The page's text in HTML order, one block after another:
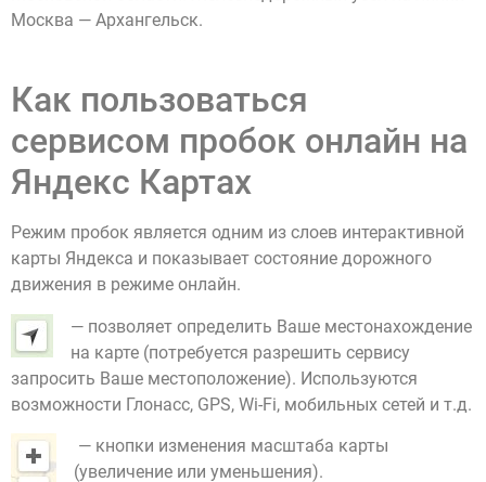
Москва — Архангельск.
Как пользоваться
сервисом пробок онлайн на
Яндекс Картах
Режим пробок является одним из слоев интерактивной
карты Яндекса и показывает состояние дорожного
движения в режиме онлайн.
— позволяет определить Ваше местонахождение
на карте (потребуется разрешить сервису
запросить Ваше местоположение). Используются
возможности Глонасс, GPS, Wi-Fi, мобильных сетей и т.д.
— кнопки изменения масштаба карты
(увеличение или уменьшения).